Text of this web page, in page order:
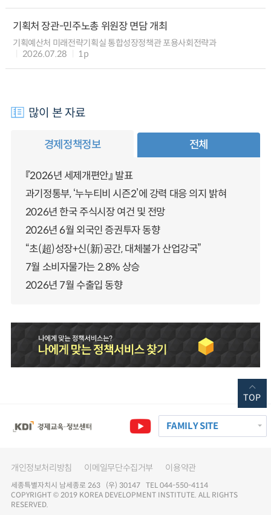
기획처 장관-민주노총 위원장 면담 개최
기획예산처 미래전략기획실 통합성장정책관 포용사회전략과
2026.07.28
1p
많이 본 자료
경제정책정보 전체
『2026년 세제개편안』 발표
과기정통부, ‘누누티비 시즌2’에 강력 대응 의지 밝혀
2026년 한국 주식시장 여건 및 전망
2026년 6월 외국인 증권투자 동향
“초(超)성장+신(新)공간, 대체불가 산업강국”
7월 소비자물가는 2.8% 상승
2026년 7월 수출입 동향
FAMILY SITE
개인정보처리방침 이메일무단수집거부 이용약관
세종특별자치시 남세종로 263 (우) 30147 TEL 044-550-4114
COPYRIGHT © 2019 KOREA DEVELOPMENT INSTITUTE. ALL RIGHTS
RESERVED.
TOP